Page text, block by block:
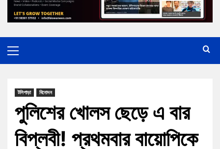
টলিপাড়া বিনোদন
পুলিশের খোলস ছেড়ে এ বার
বিপ্লবী! প্রথমবার বায়োপিকে